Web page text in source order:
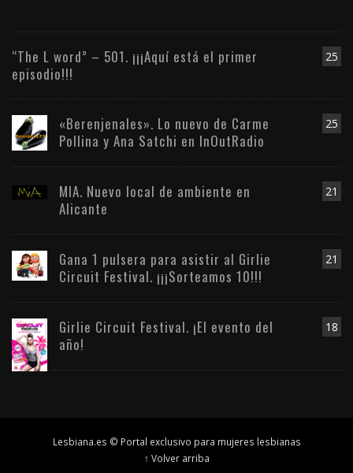
25
“The L word” – 501. ¡¡¡Aquí está el primer
episodio!!!
25
«Berenjenales». Lo nuevo de Carme
Pollina y Ana Satchi en InOutRadio
21
MIA. Nuevo local de ambiente en
Alicante
21
Gana 1 pulsera para asistir al Girlie
Circuit Festival. ¡¡¡Sorteamos 10!!!
18
Girlie Circuit Festival. ¡El evento del
año!
Lesbiana.es © Portal exclusivo para mujeres lesbianas
↑ Volver arriba